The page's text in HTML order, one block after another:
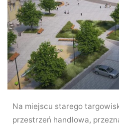
Na miejscu starego
przestrzeń handlowa,